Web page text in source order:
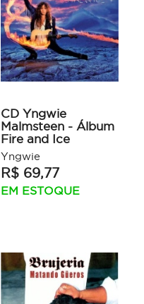
CD Yngwie
Malmsteen - Álbum
Fire and Ice
Yngwie
R$ 69,77
EM ESTOQUE